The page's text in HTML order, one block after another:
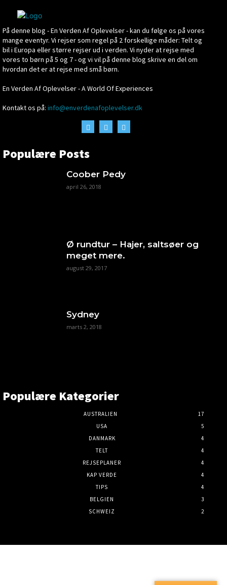
På denne blog - En Verden Af Oplevelser - kan du følge os på vores
mange eventyr. Vi rejser som regel på 2 forskellige måder: Telt og
bil i Europa eller større rejser ud i verden. Vi nyder at rejse med
vores to børn på 5 og 7 - og vi vil på denne blog skrive en del om
hvordan det er at rejse med små børn.
En Verden Af Oplevelser - A World Of Experiences
Kontakt os på: info@enverdenafoplevelser.dk
Populære Posts
Coober Pedy
april 26, 2018
Ø rundtur – Hajer, saltsøer og
meget mere.
august 29, 2017
Sydney
marts 2, 2018
Populære Kategorier
AUSTRALIEN
17
USA
5
DANMARK
4
TELT
4
REJSEPLANER
4
KAP VERDE
4
TIPS
4
BELGIEN
3
SCHWEIZ
2